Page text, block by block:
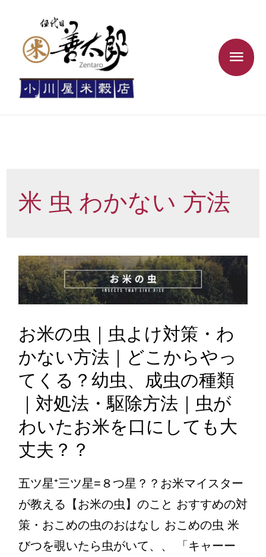
米 虫 わかない 方法
お米の虫｜虫よけ対策・わ
かない方法｜どこからやっ
てくる？幼虫、成虫の種類
｜対処法・駆除方法｜虫が
わいたお米を口にしても大
丈夫？？
五ツ星⁺三ツ星=８つ星？？お米マイスター
が教える【お米の虫】のこと おすすめの対
策・おこめの虫のおはなし おこめの虫 米
びつを覗いたら虫がいて、、 「キャーー